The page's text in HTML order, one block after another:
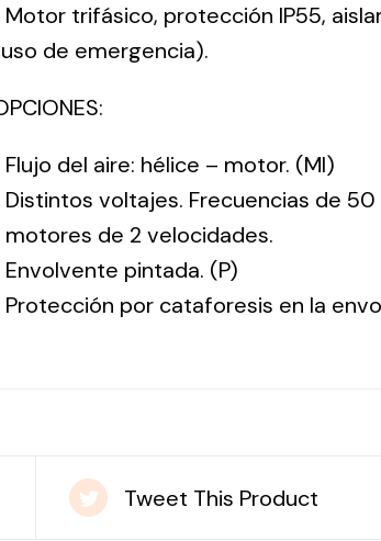
Motor trifásico, protección IP55,
de emergencia).
Flujo del aire: hélice – motor. (MI)
Distintos voltajes. Frecuencias de
motores de 2 velocidades.
Envolvente pintada. (P)
Protección por cataforesis en la
Tweet This Product